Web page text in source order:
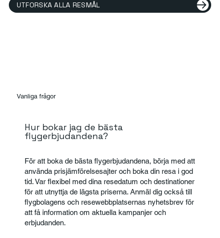
UTFORSKA ALLA RESMÅL
Vanliga frågor
Hur bokar jag de bästa
flygerbjudandena?
För att boka de bästa flygerbjudandena, börja med att
använda prisjämförelsesajter och boka din resa i god
tid. Var flexibel med dina resedatum och destinationer
för att utnyttja de lägsta priserna. Anmäl dig också till
flygbolagens och resewebbplatsernas nyhetsbrev för
att få information om aktuella kampanjer och
erbjudanden.